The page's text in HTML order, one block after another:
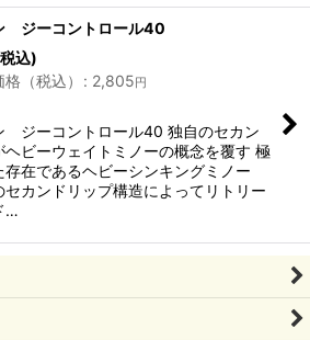
ジーコントロール40
込)
（税込）
: 2,805 円
ジーコントロール40 独自のセカン
ヘビーウェイトミノーの概念を覆す 極
存在であるヘビーシンキングミノー
セカンドリップ構造によってリトリー
…